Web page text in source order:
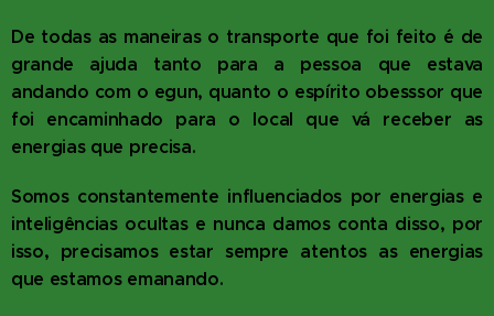
De todas as maneiras o transporte que foi feito é de
grande ajuda tanto para a pessoa que estava
andando com o egun, quanto o espírito obesssor que
foi encaminhado para o local que vá receber as
energias que precisa.
Somos constantemente influenciados por energias e
inteligências ocultas e nunca damos conta disso, por
isso, precisamos estar sempre atentos as energias
que estamos emanando.